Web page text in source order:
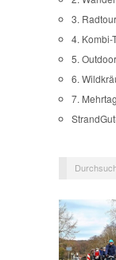
3.
4. Kombi-
5.
6.
7.